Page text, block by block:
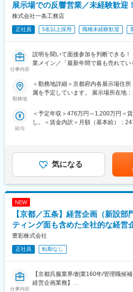
本市場での展開がより効率的かつ再現
指します。
■業界動向と自社事業の特徴：
レイアウト変更や工程変更に柔軟に
拡大しています。オムロンは、セン
どまらずシステム全体を含めた提案
進めています。
オムロンのロボット事業では、日本
ロボット）、Cobot、周辺機器、パー
ドリング、供給、検査、組立補助な
た現実的な自動化提案が求められて
発・グローバルチームと連携しなが
両面から市場展開を推進し、日本市
展示場での反響営業／未経験歓迎！
株式会社一条工務店
正社員 5名以上採用 職種未経験歓迎
仕事内容
説明を聞いて面接参加を判断できる
業メイン／「最新年間で最も売れて
販売できる／年間休日120日／基本
内容：説明会（1時間程度）＋希望者
〆切：実施日の4営業日前まで
の場合、入社後にご用意頂く必要が
・説明会後に希望者は1次面接を実施
より変動
【応募後の流れ】
目途に説明会当日のご案内をさせて頂
加が難しくなった場合、通常選考（書
加頂けます。
【契約の更新：有（業績、勤務態度等
有 通算契約期間上限：有 1年6ヶ月】
同社の魅力、仕事のやりがい等をセ
に直接お伝えしたいと考えております
勤務地
＜勤務地詳細＞京都府内各展示場住
属を予定しています。 展示場所在地
屋内全面禁煙変更の範囲：会社の定め
給与
＜予定年収＞476万円～1,200万円＜
し。＜賃金内訳＞月額（基本給）：
（全社平均受注棟数：6棟）■年収例
受注）841万円／30歳（年間8棟受注
受注）賃金はあくまでも目安の金額で
る可能性があります。月給(月額)は固
気になる
NEW
【京都／五条】経営企画（新設部
ティング面も含めた全社的な経
豊彩株式会社
正社員 転勤なし
仕事内容
【京都呉服業界/創業160年/管理職候
経営企画業務】